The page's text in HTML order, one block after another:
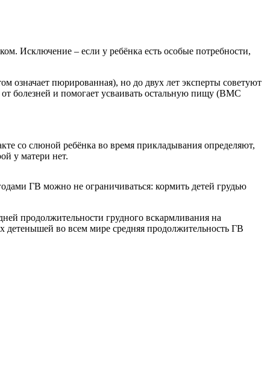
Исключение – если у ребёнка есть особые потребности,
означает пюрированная), но до двух лет эксперты советуют
болезней и помогает усваивать остальную пищу (BMC
со слюной ребёнка во время прикладывания определяют,
у матери нет.
ГВ можно не ограничиваться: кормить детей грудью
продолжительности грудного вскармливания на
детенышей во всем мире средняя продолжительность ГВ